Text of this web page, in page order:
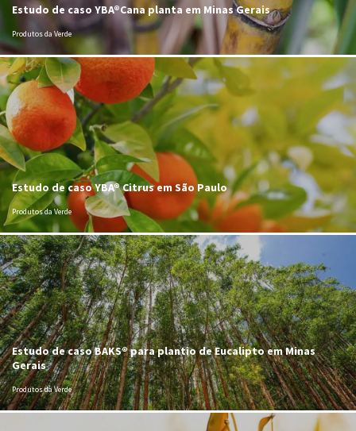
Estudo de caso YBA®Cana planta em Minas Gerais
Produtos da Verde
Estudo de caso YBA® Citrus em São Paulo
Produtos da Verde
Estudo de caso BAKS® para plantio de Eucalipto em Minas
Gerais
Produtos da Verde